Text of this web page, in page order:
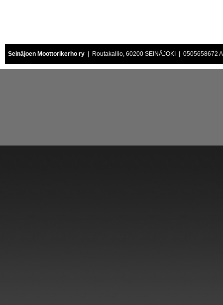
Seinäjoen Moottorikerho ry | Routakallio, 60200 SEINÄJOKI | 0505658672